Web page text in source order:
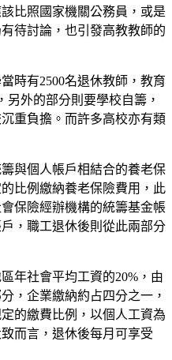
比照國家機關公務員，或是
待討論，也引發高教教師的
時有2500名退休教師，教育
另外的部分則要學校自籌，
重負擔。而許多高校亦有類
與個人帳戶相結合的養老保
比例繳納養老保險費用，此
保險經辦機構的統籌基金帳
，職工退休後則從此兩部分
年社會平均工資的20%，由
，企業繳納約占四分之一，
的繳費比例，以個人工資為
而言，退休後每月可享受